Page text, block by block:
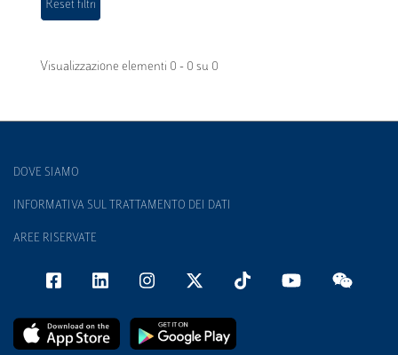
Visualizzazione elementi 0 - 0 su 0
DOVE SIAMO
INFORMATIVA SUL TRATTAMENTO DEI DATI
AREE RISERVATE